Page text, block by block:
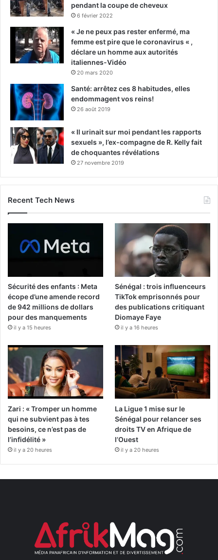
pendant la coupe de cheveux
6 février 2022
« Je ne peux pas rester enfermé, ma
femme est pire que le coronavirus « ,
déclare un homme aux autorités
italiennes-Vidéo
20 mars 2020
Santé: arrêtez ces 8 habitudes, elles
endommagent vos reins!
26 août 2019
« Il urinait sur moi pendant les rapports
sexuels », l’ex-compagne de R. Kelly fait
de choquantes révélations
27 novembre 2019
Recent Tech News
Sécurité des enfants : Meta
écope d’une amende record
de 942 millions de dollars
pour des manquements
il y a 15 heures
Sénégal : trois influenceurs
TikTok emprisonnés pour
des publications critiquant
Diomaye Faye
il y a 16 heures
Zari : « Tromper un homme
qui ne subvient pas à tes
besoins, ce n’est pas de
l’infidélité »
il y a 20 heures
La Ligue 1 mise sur le
Sénégal pour relancer ses
droits TV en Afrique de
l’Ouest
il y a 20 heures